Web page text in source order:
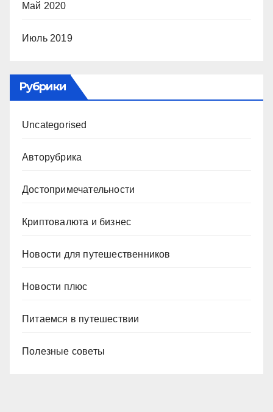
Май 2020
Июль 2019
Рубрики
Uncategorised
Авторубрика
Достопримечательности
Криптовалюта и бизнес
Новости для путешественников
Новости плюс
Питаемся в путешествии
Полезные советы